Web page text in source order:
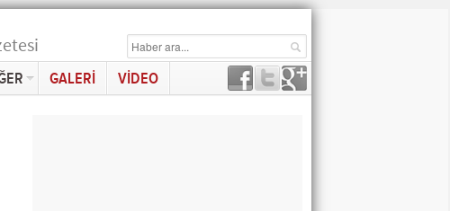
GALERİ VİDEO